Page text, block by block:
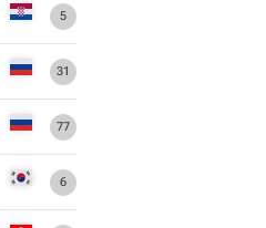
5
31
77
6